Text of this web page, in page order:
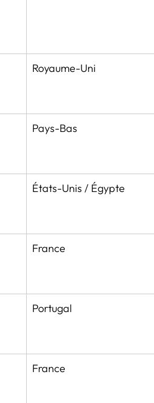
Royaume-Uni
Pays-Bas
États-Unis / Égypte
France
Portugal
France